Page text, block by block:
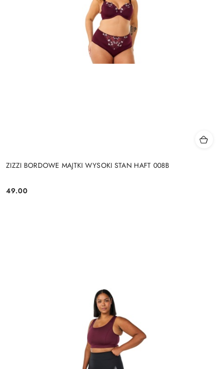
ZIZZI BORDOWE MAJTKI WYSOKI STAN HAFT 008B
Cena:
49.00